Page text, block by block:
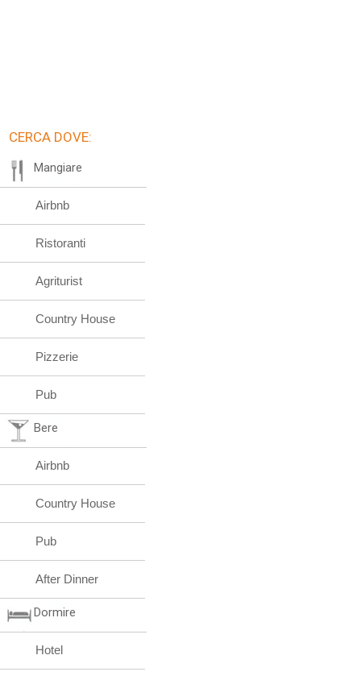
CERCA DOVE:
Mangiare
Airbnb
Ristoranti
Agriturist
Country House
Pizzerie
Pub
Bere
Airbnb
Country House
Pub
After Dinner
Dormire
Hotel